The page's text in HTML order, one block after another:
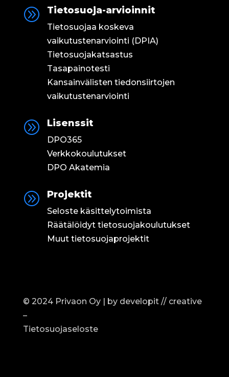
A Tietosuoja-arvioinnit
Tietosuojaa koskeva
vaikutustenarviointi (DPIA)
Tietosuojakatsastus
Tasapainotesti
Kansainvälisten tiedonsiirtojen
vaikutustenarviointi
A Lisenssit
DPO365
Verkkokoulutukset
DPO Akatemia
A Projektit
Seloste käsittelytoimista
Räätälöidyt tietosuojakoulutukset
Muut tietosuojaprojektit
© 2024 Privaon Oy | by developit // creative
–
Tietosuojaseloste